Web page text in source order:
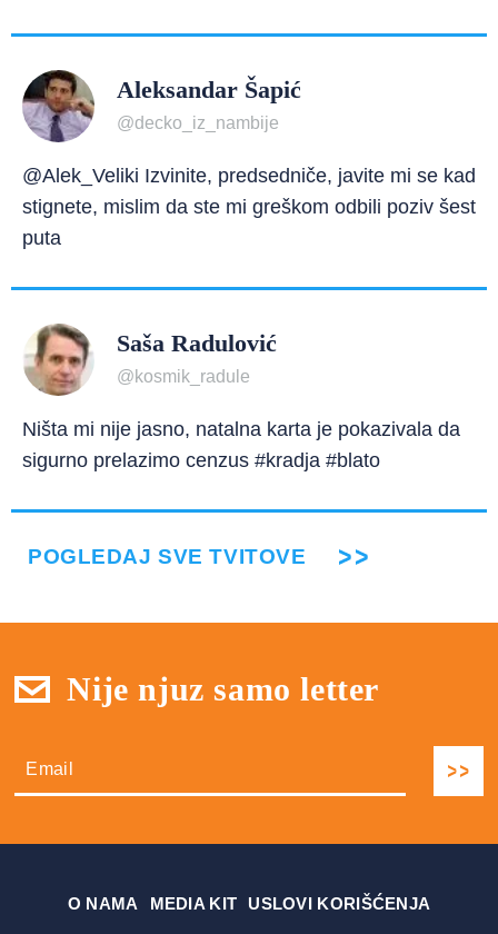
Aleksandar Šapić
@decko_iz_nambije
@Alek_Veliki Izvinite, predsedniče, javite mi se kad
stignete, mislim da ste mi greškom odbili poziv šest
puta
Saša Radulović
@kosmik_radule
Ništa mi nije jasno, natalna karta je pokazivala da
sigurno prelazimo cenzus #kradja #blato
POGLEDAJ SVE TVITOVE
Nije njuz samo letter
О NAMA MEDIA KIT USLOVI KORIŠĆENJA